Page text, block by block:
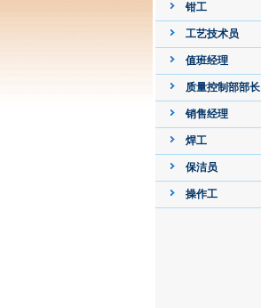
钳工
工艺技术员
值班经理
质量控制部部长
销售经理
焊工
保洁员
操作工